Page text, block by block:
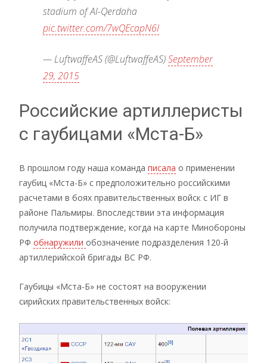
stadium of Al-Qerdaha
pic.twitter.com/7wQEcapN6I
— LuftwaffeAS (@LuftwaffeAS)September
29, 2015
Российские артиллеристы
с гаубицами «Мста-Б»
В прошлом году наша команда писала о применении
гаубиц «Мста-Б» с предположительно российскими
расчетами в боях правительственных войск с ИГ в
районе Пальмиры. Впоследствии эта информация
получила подтверждение, когда на карте Минобороны
РФ обнаружили обозначение подразделения 120-й
артиллерийской бригады ВС РФ.
Гаубицы «Мста-Б» не состоят на вооружении
сирийских правительственных войск: